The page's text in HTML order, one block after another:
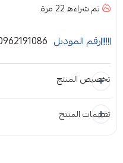
خروجها من الغطاء
اكثر
سهل الامساك لوجود
موجي
غطاء الكوب ذو
الطفل في اعمار مختلفة
تم شراءه22مرة
رقم الموديل
تخصيص المنتج
المرفقات
تقييمات المنتج